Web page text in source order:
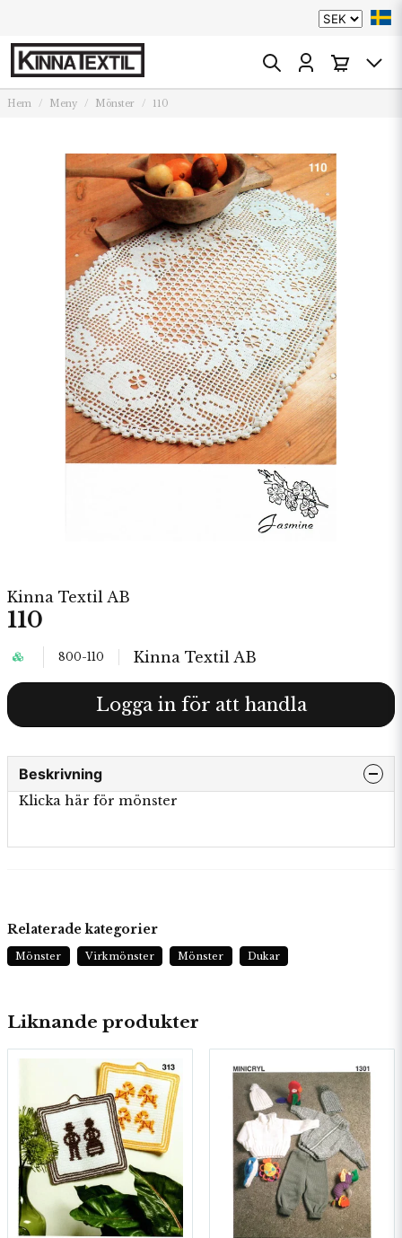
Hem Meny Mönster 110
Kinna Textil AB
110
800-110 Kinna Textil AB
Logga in för att handla
Beskrivning
Klicka här för mönster
Liknande produkter
Relaterade kategorier
Mönster Virkmönster Mönster Dukar